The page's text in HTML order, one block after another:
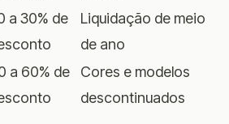
a 30% de
Liquidação de meio
de ano
a 60% de
Cores e modelos
descontinuados